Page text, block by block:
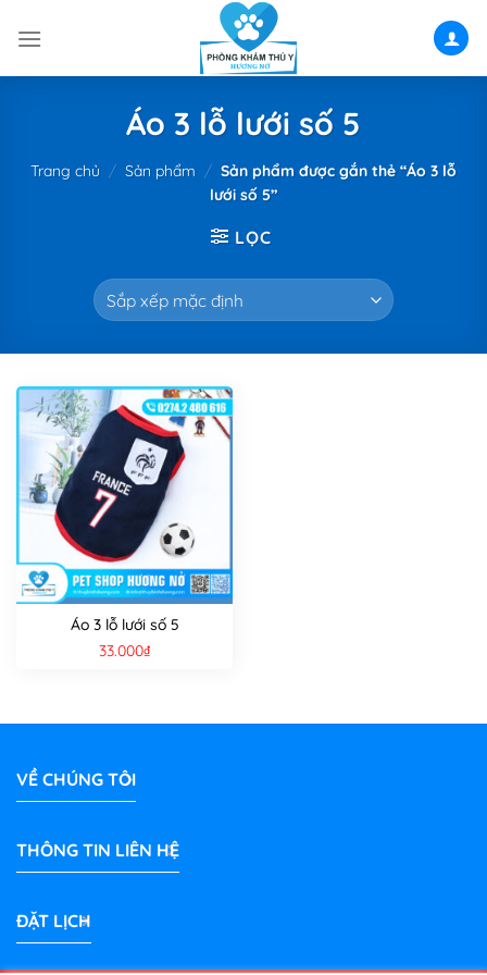
Áo 3 lỗ lưới số 5
Trang chủ / Sản phẩm / Sản phẩm được gắn thẻ “Áo 3 lỗ
lưới số 5”
LỌC
Áo 3 lỗ lưới số 5
33.000₫
VỀ CHÚNG TÔI
THÔNG TIN LIÊN HỆ
ĐẶT LỊCH